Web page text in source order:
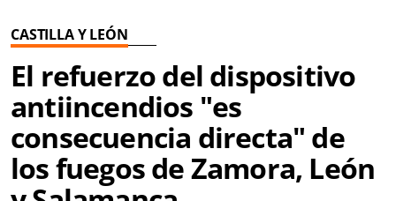
CASTILLA Y LEÓN
El refuerzo del dispositivo
antiincendios "es
consecuencia directa" de
los fuegos de Zamora, León